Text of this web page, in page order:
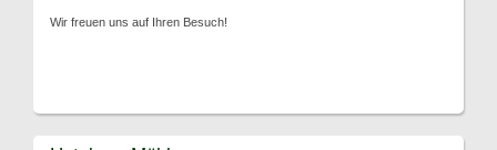
Wir freuen uns auf Ihren Besuch!